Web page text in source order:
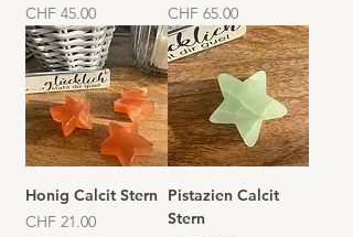
Preis
CHF 45.00
Preis
CHF 65.00
Honig Calcit Stern
Preis
CHF 21.00
Pistazien Calcit
Stern